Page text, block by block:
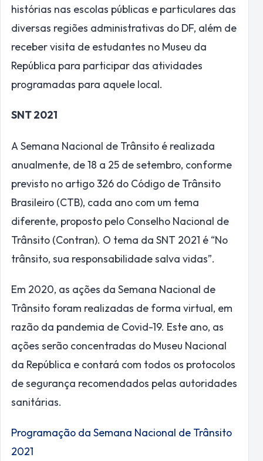
histórias nas escolas públicas e particulares das
diversas regiões administrativas do DF, além de
receber visita de estudantes no Museu da
República para participar das atividades
programadas para aquele local.
SNT 2021
A Semana Nacional de Trânsito é realizada
anualmente, de 18 a 25 de setembro, conforme
previsto no artigo 326 do Código de Trânsito
Brasileiro (CTB), cada ano com um tema
diferente, proposto pelo Conselho Nacional de
Trânsito (Contran). O tema da SNT 2021 é “No
trânsito, sua responsabilidade salva vidas”.
Em 2020, as ações da Semana Nacional de
Trânsito foram realizadas de forma virtual, em
razão da pandemia de Covid-19. Este ano, as
ações serão concentradas do Museu Nacional
da República e contará com todos os protocolos
de segurança recomendados pelas autoridades
sanitárias.
Programação da Semana Nacional de Trânsito
2021